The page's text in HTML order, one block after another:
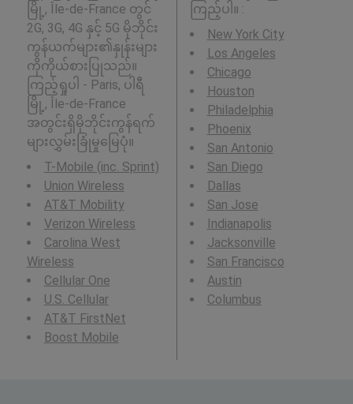
မြို့, Île-de-France တွင်
2G, 3G, 4G နှင့် 5G မိုဘိုင်း
ကွန်ယက်များ၏နှုန်းများ
ကိုကိုယ်စားပြုသည်။
ကြည့်ရှုပါ - Paris, ပါရီ
မြို့, Île-de-France
အတွင်းရှိမိုဘိုင်းကွန်ရက်
များလွှမ်းခြုံမှုမြေပုံ။
T-Mobile (inc. Sprint)
Union Wireless
AT&T Mobility
Verizon Wireless
Carolina West
Wireless
Cellular One
U.S. Cellular
AT&T FirstNet
Boost Mobile
ကြည့်ပါ။ :
New York City
Los Angeles
Chicago
Houston
Philadelphia
Phoenix
San Antonio
San Diego
Dallas
San Jose
Indianapolis
Jacksonville
San Francisco
Austin
Columbus